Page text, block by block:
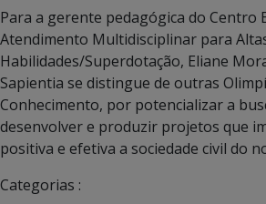
Para a gerente pedagógica do Centro
Atendimento Multidisciplinar para
Habilidades/Superdotação, Eliane
Sapientia se distingue de outras
Conhecimento, por potencializar a
desenvolver e produzir projetos que
positiva e efetiva a sociedade civil do
Categorias :